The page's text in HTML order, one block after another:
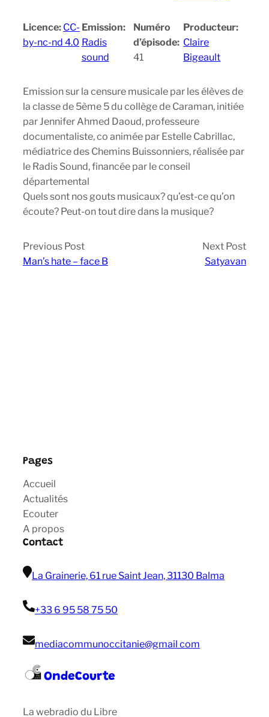
Licence: CC-
by-nc-nd 4.0
Emission:
Radis
sound
Numéro
d’épisode:
41
Producteur:
Claire
Bigeault
Emission sur la censure musicale par les élèves de
la classe de 5ème 5 du collège de Caraman, initiée
par Jennifer Ahmed Daoud, professeure
documentaliste, co animée par Estelle Cabrillac,
médiatrice des Chemins Buissonniers, réalisée par
le Radis Sound, financée par le conseil
départemental
Quels sont nos gouts musicaux? qu’est-ce qu’on
écoute? Peut-on tout dire dans la musique?
Previous Post
Man’s hate – face B
Next Post
Satyavan
Pages
Accueil
Actualités
Ecouter
A propos
Contact
La Grainerie, 61 rue Saint Jean, 31130 Balma
+33 6 95 58 75 50
mediacommunoccitanie@gmail com
OndeCourte
La webradio du Libre